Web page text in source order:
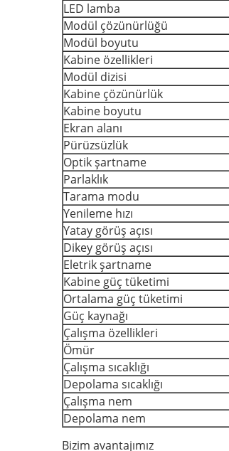
LED lamba
Modül çözünürlüğü
Modül boyutu
Kabine özellikleri
Modül dizisi
Kabine çözünürlük
Kabine boyutu
Ekran alanı
Pürüzsüzlük
Optik şartname
Parlaklık
Tarama modu
Yenileme hızı
Yatay görüş açısı
Dikey görüş açısı
Eletrik şartname
Kabine güç tüketimi
Ortalama güç tüketimi
Güç kaynağı
Çalışma özellikleri
Ömür
Çalışma sıcaklığı
Depolama sıcaklığı
Çalışma nem
Depolama nem
Bizim avantajımız